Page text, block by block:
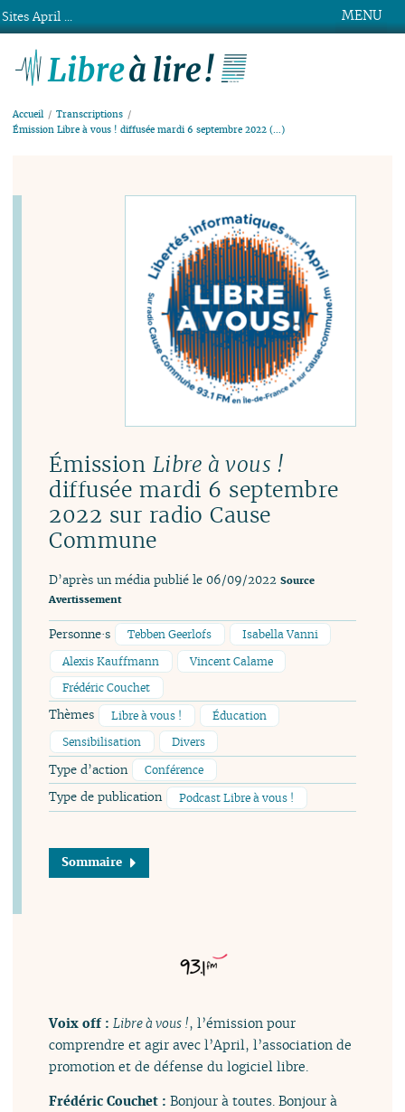
MENU
Accueil
Transcriptions
Émission Libre à vous ! diffusée mardi 6 septembre 2022 (…)
Émission Libre à vous !
diffusée mardi 6 septembre
2022 sur radio Cause
Commune
D’après un média publié le 06/09/2022 Source
Avertissement
Personne·s Tebben Geerlofs
Isabella Vanni
Alexis Kauffmann
Vincent Calame
Frédéric Couchet
Thèmes Libre à vous !
Éducation
Sensibilisation
Divers
Type d’action Conférence
Type de publication Podcast Libre à vous !
Sommaire
Voix off :Libre à vous !, l’émission pour
comprendre et agir avec l’April, l’association de
promotion et de défense du logiciel libre.
Frédéric Couchet :Bonjour à toutes. Bonjour à
Sites April ...